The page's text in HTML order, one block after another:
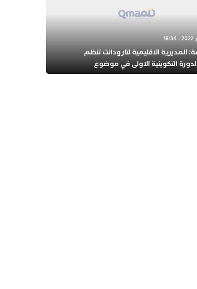
المديرية الاقليمية لتارودانت تنظم
التكوينية الاولى في موضوع
بمركز التكوين ثانوية الحسن الثاني